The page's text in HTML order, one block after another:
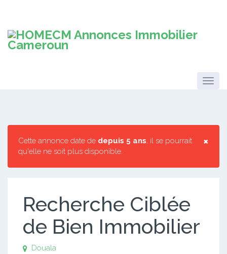
×
Cette annonce date de depuis 5 ans, il se pourrait
qu'elle ne soit plus disponible.
Recherche Ciblée
de Bien Immobilier
Douala